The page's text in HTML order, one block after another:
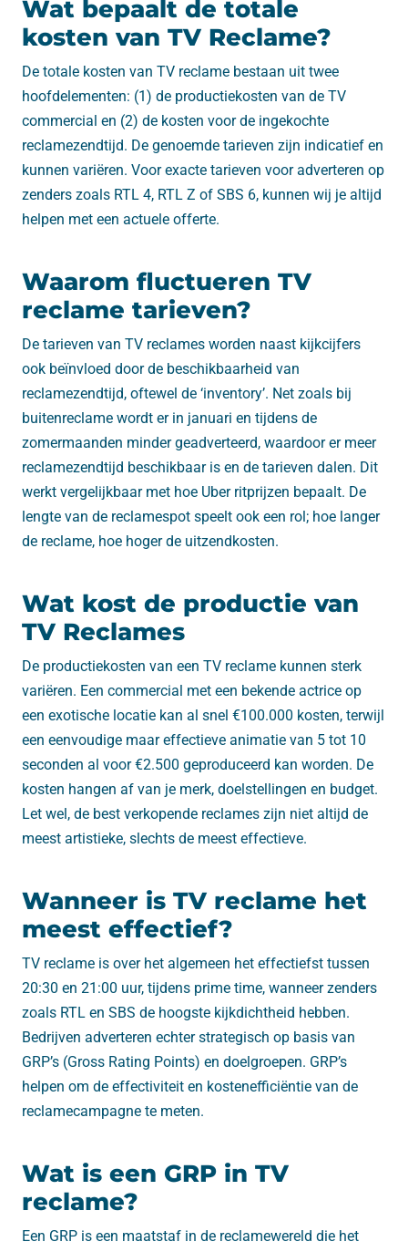
Wat bepaalt de totale
kosten van TV Reclame?
De totale kosten van TV reclame bestaan uit twee
hoofdelementen: (1) de productiekosten van de TV
commercial en (2) de kosten voor de ingekochte
reclamezendtijd. De genoemde tarieven zijn indicatief en
kunnen variëren. Voor exacte tarieven voor adverteren op
zenders zoals RTL 4, RTL Z of SBS 6, kunnen wij je altijd
helpen met een actuele offerte.
Waarom fluctueren TV
reclame tarieven?
De tarieven van TV reclames worden naast kijkcijfers
ook beïnvloed door de beschikbaarheid van
reclamezendtijd, oftewel de ‘inventory’. Net zoals bij
buitenreclame wordt er in januari en tijdens de
zomermaanden minder geadverteerd, waardoor er meer
reclamezendtijd beschikbaar is en de tarieven dalen. Dit
werkt vergelijkbaar met hoe Uber ritprijzen bepaalt. De
lengte van de reclamespot speelt ook een rol; hoe langer
de reclame, hoe hoger de uitzendkosten.
Wat kost de productie van
TV Reclames
De productiekosten van een TV reclame kunnen sterk
variëren. Een commercial met een bekende actrice op
een exotische locatie kan al snel €100.000 kosten, terwijl
een eenvoudige maar effectieve animatie van 5 tot 10
seconden al voor €2.500 geproduceerd kan worden. De
kosten hangen af van je merk, doelstellingen en budget.
Let wel, de best verkopende reclames zijn niet altijd de
meest artistieke, slechts de meest effectieve.
Wanneer is TV reclame het
meest effectief?
TV reclame is over het algemeen het effectiefst tussen
20:30 en 21:00 uur, tijdens prime time, wanneer zenders
zoals RTL en SBS de hoogste kijkdichtheid hebben.
Bedrijven adverteren echter strategisch op basis van
GRP’s (Gross Rating Points) en doelgroepen. GRP’s
helpen om de effectiviteit en kostenefficiëntie van de
reclamecampagne te meten.
Wat is een GRP in TV
reclame?
Een GRP is een maatstaf in de reclamewereld die het